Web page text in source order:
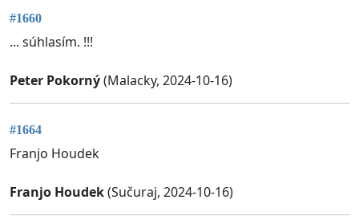
#1660
... súhlasím. !!!
Peter Pokorný(Malacky, 2024-10-16)
#1664
Franjo Houdek
Franjo Houdek(Sučuraj, 2024-10-16)